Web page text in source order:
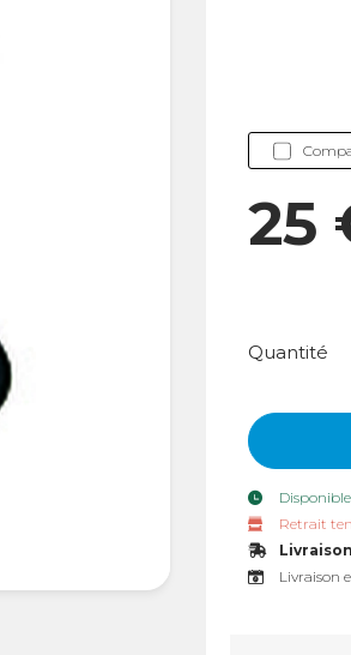
25
Quantité
Retrait
Livraison